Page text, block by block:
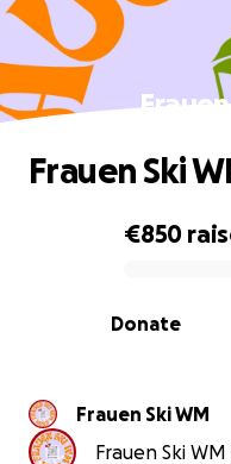
0% complete
€850
Donate
Frauen Ski
Frauen Ski WM
Frauen Ski